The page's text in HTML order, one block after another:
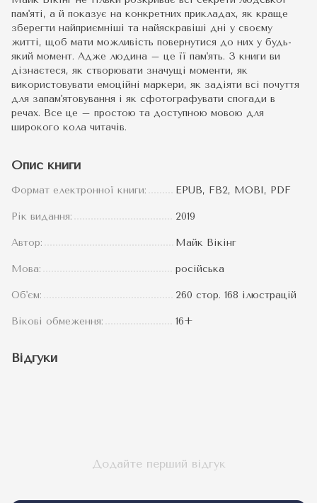
пам'яті, а й показує на конкретних прикладах, як краще
зберегти найприємніші та найяскравіші дні у своєму
житті, щоб мати можливість повернутися до них у будь-
який момент. Адже людина – це її пам'ять. З книги ви
дізнаєтеся, як створювати значущі моменти, як
використовувати емоційні маркери, як задіяти всі почуття
для запам'ятовування і як сфотографувати спогади в
речах. Все це – простою та доступною мовою для
широкого кола читачів.
Опис книги
Формат електронної книги: EPUB, FB2, MOBI, PDF
Рік видання: 2019
Автор: Майк Вікінг
Мова: російська
Об'єм: 260 стор. 168 ілюстрацій
Вікові обмеження: 16+
Відгуки
Додайте перший відгук